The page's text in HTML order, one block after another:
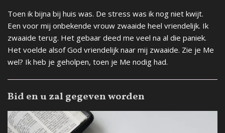
Toen ik bijna bij huis was. De stress was ik nog niet kwijt.
Een voor mij onbekende vrouw zwaaide heel vriendelijk. Ik
zwaaide terug. Het gebaar deed me veel na al die paniek.
Het voelde alsof God vriendelijk naar mij zwaaide. Zie je Me
wel? Ik heb je geholpen, toen je Me nodig had.
Bid en u zal gegeven worden